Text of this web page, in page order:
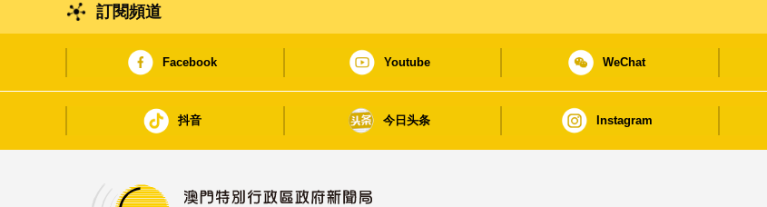
訂閱頻道
Facebook Youtube WeChat
抖音 今日头条 Instagram